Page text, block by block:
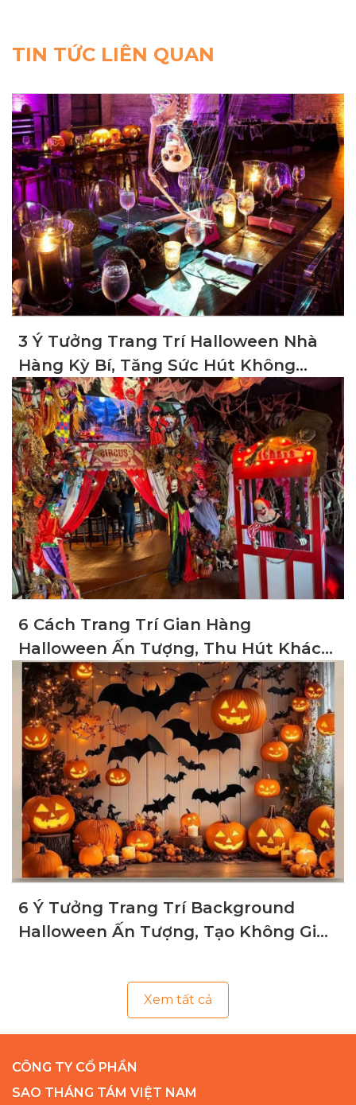
TIN TỨC LIÊN QUAN
3 Ý Tưởng Trang Trí Halloween Nhà
Hàng Kỳ Bí, Tăng Sức Hút Không
Gian
6 Cách Trang Trí Gian Hàng
Halloween Ấn Tượng, Thu Hút Khách
Hàng
6 Ý Tưởng Trang Trí Background
Halloween Ấn Tượng, Tạo Không Gian
Xem tất cả
CÔNG TY CỔ PHẦN
SAO THÁNG TÁM VIỆT NAM